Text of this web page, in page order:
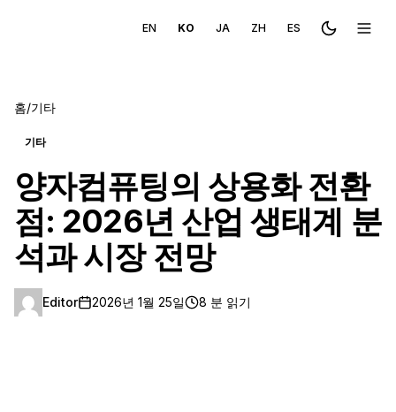
EN KO JA ZH ES Toggle메뉴
홈/기타
기타
양자컴퓨팅의 상용화 전환
점: 2026년 산업 생태계 분
석과 시장 전망
Editor 2026년 1월 25일 8 분 읽기